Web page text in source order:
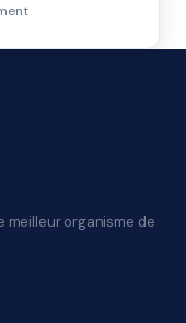
meilleur organisme de